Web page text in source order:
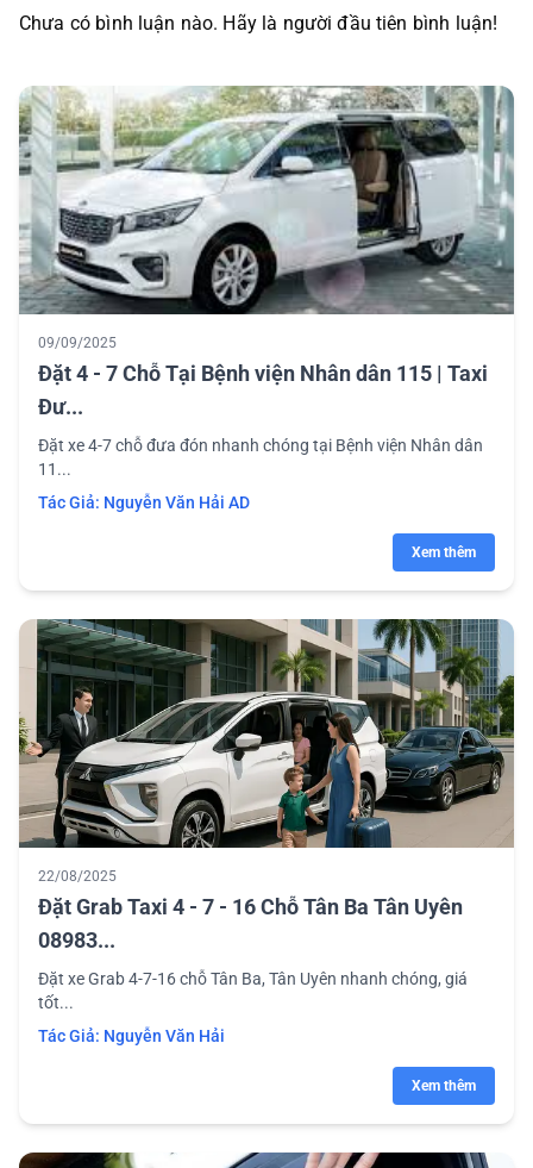
Chưa có bình luận nào. Hãy là người đầu tiên bình luận!
09/09/2025
Đặt 4 - 7 Chỗ Tại Bệnh viện Nhân dân 115 | Taxi
Đư...
Đặt xe 4-7 chỗ đưa đón nhanh chóng tại Bệnh viện Nhân dân
11...
Tác Giả: Nguyễn Văn Hải AD
Xem thêm
22/08/2025
Đặt Grab Taxi 4 - 7 - 16 Chỗ Tân Ba Tân Uyên
08983...
Đặt xe Grab 4-7-16 chỗ Tân Ba, Tân Uyên nhanh chóng, giá
tốt...
Tác Giả: Nguyễn Văn Hải
Xem thêm